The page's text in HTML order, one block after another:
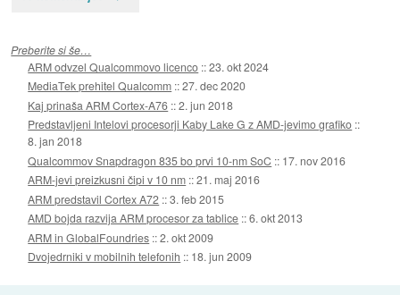
Preberite si še…
ARM odvzel Qualcommovo licenco ::23. okt 2024
MediaTek prehitel Qualcomm ::27. dec 2020
Kaj prinaša ARM Cortex-A76 ::2. jun 2018
Predstavljeni Intelovi procesorji Kaby Lake G z AMD-jevimo grafiko ::
8. jan 2018
Qualcommov Snapdragon 835 bo prvi 10-nm SoC :: 17. nov 2016
ARM-jevi preizkusni čipi v 10 nm ::21. maj 2016
ARM predstavil Cortex A72 ::3. feb 2015
AMD bojda razvija ARM procesor za tablice ::6. okt 2013
ARM in GlobalFoundries ::2. okt 2009
Dvojedrniki v mobilnih telefonih :: 18. jun 2009